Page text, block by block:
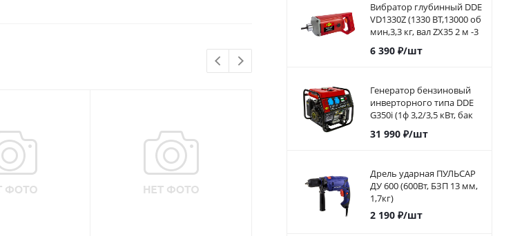
Вибратор глубинный DDE
VD1330Z (1330 ВТ,13000 об
мин,3,3 кг, вал ZX35 2 м -3
6 390₽/шт
Генератор бензиновый
инверторного типа DDE
G350i (1ф 3,2/3,5 кВт, бак
5,7 л, дв-ль 7 л.с.)794-968
31 990₽/шт
Дрель ударная ПУЛЬСАР
ДУ 600 (600Вт, БЗП 13 мм,
1,7кг)
2 190₽/шт